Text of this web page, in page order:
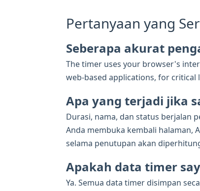
Pertanyaan yang
Seberapa akurat
The timer uses your browser's
web-based applications, for
Apa yang terjadi jika
Durasi, nama, dan status berjalan
Anda membuka kembali halaman,
selama penutupan akan
Apakah data timer
Ya. Semua data timer disimpan